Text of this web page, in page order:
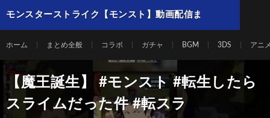
モンスターストライク【モンスト】動画配信ま
ホーム まとめ全般 コラボ ガチャ BGM 3DS アニ
【魔王誕生】 #モンスト #転生したら
スライムだった件 #転スラ